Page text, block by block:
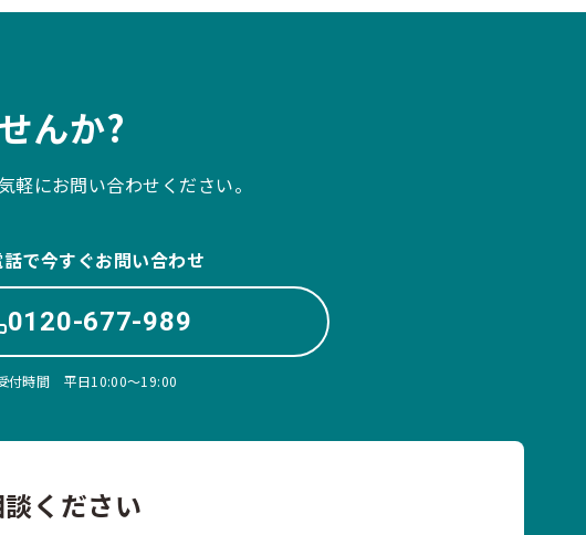
んか?
にお問い合わせください。
話で今すぐお問い合わせ
0120-677-989
付時間 平日10:00〜19:00
ください